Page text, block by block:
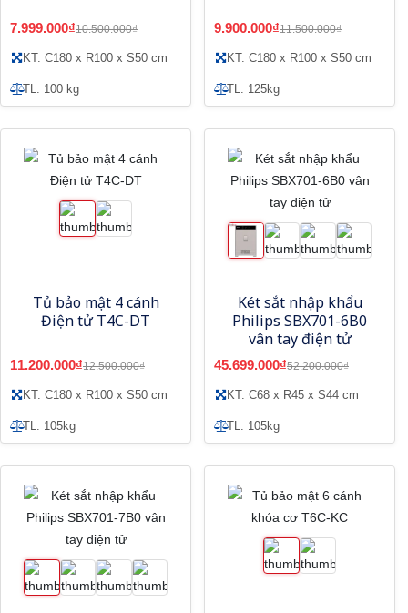
7.999.000₫10.500.000₫
KT: C180 x R100 x S50 cm
TL: 100 kg
9.900.000₫11.500.000₫
KT: C180 x R100 x S50 cm
TL: 125kg
Tủ bảo mật 4 cánh
Điện tử T4C-DT
11.200.000₫12.500.000₫
KT: C180 x R100 x S50 cm
TL: 105kg
Két sắt nhập khẩu
Philips SBX701-6B0
vân tay điện tử
45.699.000₫52.200.000₫
KT: C68 x R45 x S44 cm
TL: 105kg